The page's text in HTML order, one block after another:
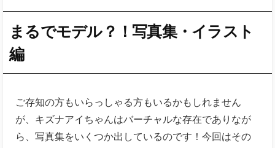
まるでモデル？！写真集・イラスト
編
ご存知の方もいらっしゃる方もいるかもしれません
が、キズナアイちゃんはバーチャルな存在でありなが
ら、写真集をいくつか出しているのです！今回はその